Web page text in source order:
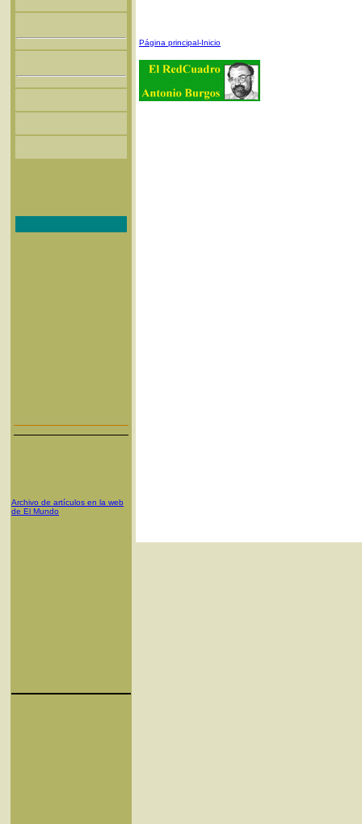
Archivo de artículos en la web
de El Mundo
Página principal-Inicio